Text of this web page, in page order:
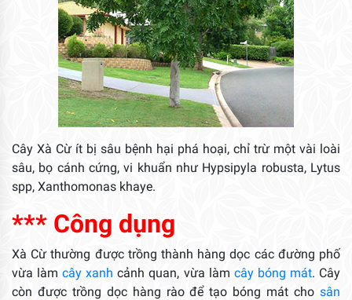
Cây Xà Cừ ít bị sâu bệnh hại phá hoại, chỉ trừ một vài loài
sâu, bọ cánh cứng, vi khuẩn như Hypsipyla robusta, Lytus
spp, Xanthomonas khaye.
*** Công dụng
Xà Cừ thường được trồng thành hàng dọc các đường phố
vừa làmcây xanh cảnh quan, vừa làm cây bóng mát. Cây
còn được trồng dọc hàng rào để tạo bóng mát cho sân